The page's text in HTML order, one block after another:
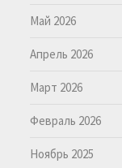
Май 2026
Апрель 2026
Март 2026
Февраль 2026
Ноябрь 2025